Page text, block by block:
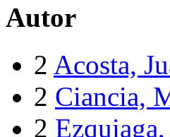
Autor
2 Acosta,
2 Ciancia,
2